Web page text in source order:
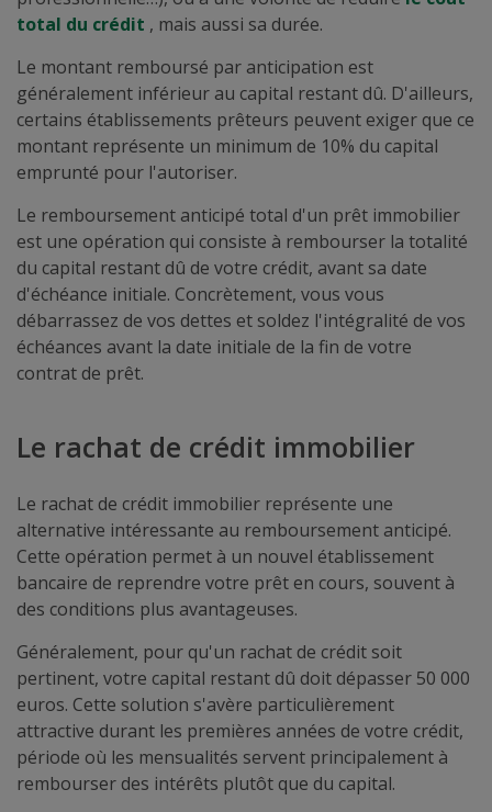
total du crédit , mais aussi sa durée.
Le montant remboursé par anticipation est
généralement inférieur au capital restant dû. D'ailleurs,
certains établissements prêteurs peuvent exiger que ce
montant représente un minimum de 10% du capital
emprunté pour l'autoriser.
Le remboursement anticipé total d'un prêt immobilier
est une opération qui consiste à rembourser la totalité
du capital restant dû de votre crédit, avant sa date
d'échéance initiale. Concrètement, vous vous
débarrassez de vos dettes et soldez l'intégralité de vos
échéances avant la date initiale de la fin de votre
contrat de prêt.
Le rachat de crédit immobilier
Le rachat de crédit immobilier représente une
alternative intéressante au remboursement anticipé.
Cette opération permet à un nouvel établissement
bancaire de reprendre votre prêt en cours, souvent à
des conditions plus avantageuses.
Généralement, pour qu'un rachat de crédit soit
pertinent, votre capital restant dû doit dépasser 50 000
euros. Cette solution s'avère particulièrement
attractive durant les premières années de votre crédit,
période où les mensualités servent principalement à
rembourser des intérêts plutôt que du capital.